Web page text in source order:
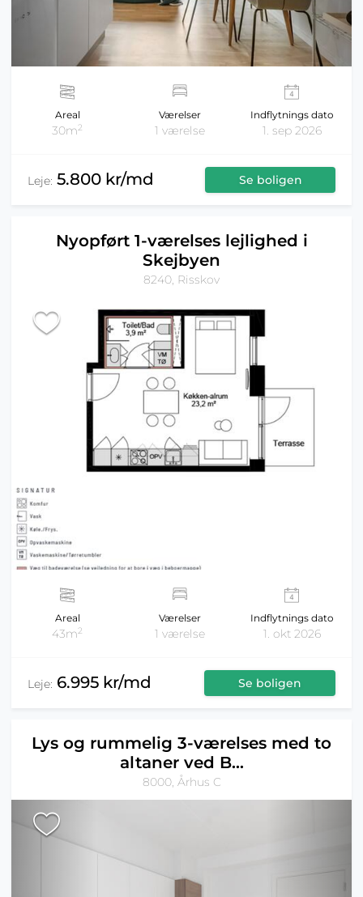
Areal
30m2
Værelser
1 værelse
Indflytnings dato
1. sep 2026
Leje: 5.800 kr/md Se boligen
Nyopført 1-værelses lejlighed i
Skejbyen
8240, Risskov
Areal
43m2
Værelser
1 værelse
Indflytnings dato
1. okt 2026
Leje: 6.995 kr/md Se boligen
Lys og rummelig 3-værelses med to
altaner ved B...
8000, Århus C